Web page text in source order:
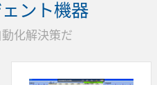
ント機器
化解決策だ